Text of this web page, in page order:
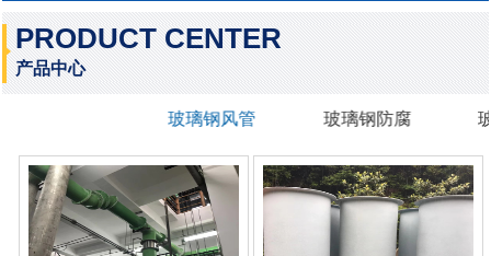
PRODUCT CENTER
产品中心
玻璃钢风管 玻璃钢防腐